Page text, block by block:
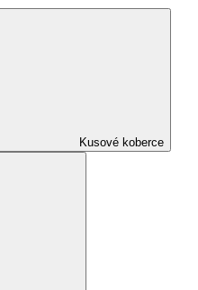
Kusové koberce